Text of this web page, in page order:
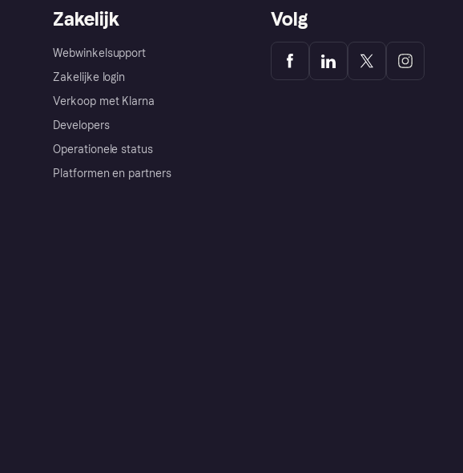
Zakelijk
Webwinkelsupport
Zakelijke login
Verkoop met Klarna
Developers
Operationele status
Platformen en partners
Volg